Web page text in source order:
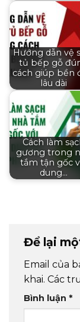
Hướng dẫn vệ
tủ bếp gỗ
cách giúp bền
lâu dài
Cách làm
gương trong
tắm tận gốc
dung…
Để lại
Email của
khai. Các
Bình luận *